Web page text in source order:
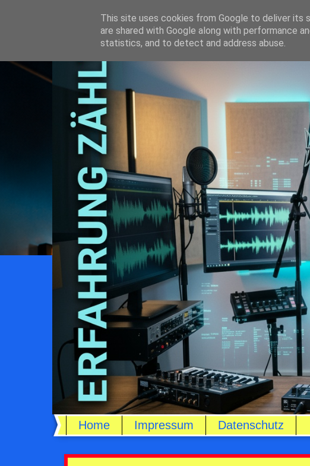
Home Impressum Datenschutz
This site uses cookies from Google to deliver its
are shared with Google along with performance
statistics, and to detect and address abuse.